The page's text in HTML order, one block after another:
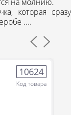
которая сразу
....
10624
Код товара